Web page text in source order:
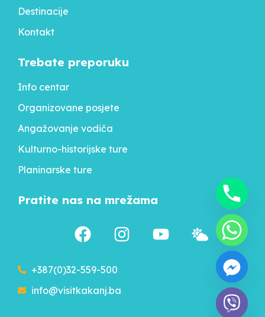
Destinacije
Kontakt
Trebate preporuku
Info centar
Organizovane posjete
Angažovanje vodiča
Kulturno-historijske ture
Planinarske ture
Pratite nas na mrežama
+387(0)32-559-500
info@visitkakanj.ba
chaty